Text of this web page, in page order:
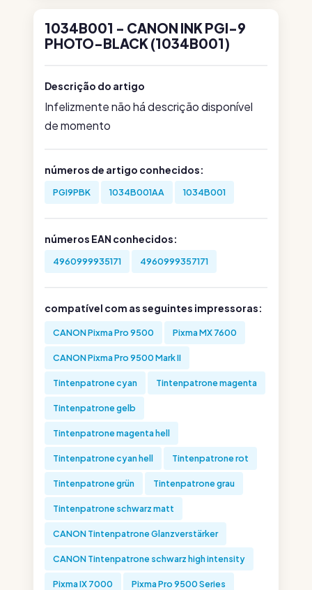
1034B001 - CANON INK PGI-9
PHOTO-BLACK (1034B001)
Descrição do artigo
Infelizmente não há descrição disponível
de momento
números de artigo conhecidos:
PGI9PBK 1034B001AA 1034B001
números EAN conhecidos:
4960999935171 4960999357171
compatível com as seguintes impressoras:
CANON Pixma Pro 9500 Pixma MX 7600
CANON Pixma Pro 9500 Mark II
Tintenpatrone cyan Tintenpatrone magenta
Tintenpatrone gelb
Tintenpatrone magenta hell
Tintenpatrone cyan hell Tintenpatrone rot
Tintenpatrone grün Tintenpatrone grau
Tintenpatrone schwarz matt
CANON Tintenpatrone Glanzverstärker
CANON Tintenpatrone schwarz high intensity
Pixma IX 7000 Pixma Pro 9500 Series